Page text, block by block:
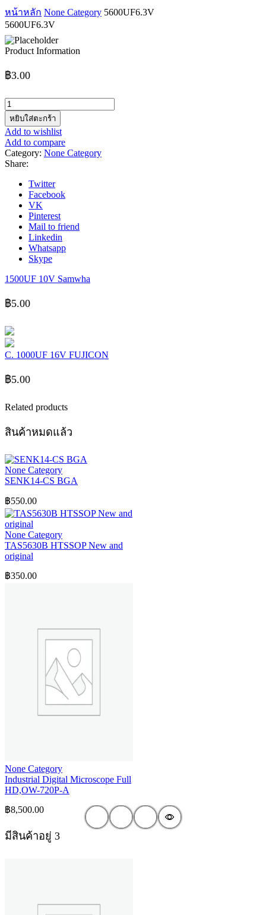
หน้าหลัก None Category 5600UF6.3V
5600UF6.3V
Product Information
฿3.00
จำนวน
5600UF6.3V
ชิ้น
หยิบใส่ตะกร้า
Add to wishlist
Add to compare
Category: None Category
Share:
Twitter
Facebook
VK
Pinterest
Mail to friend
Linkedin
Whatsapp
Skype
1500UF 10V Samwha
฿5.00
C. 1000UF 16V FUJICON
฿5.00
Related products
สินค้าหมดแล้ว
None Category
SENK14-CS BGA
฿550.00
None Category
TAS5630B HTSSOP New and
original
฿350.00
None Category
Industrial Digital Microscope Full
HD,OW-720P-A
฿8,500.00
มีสินค้าอยู่ 3